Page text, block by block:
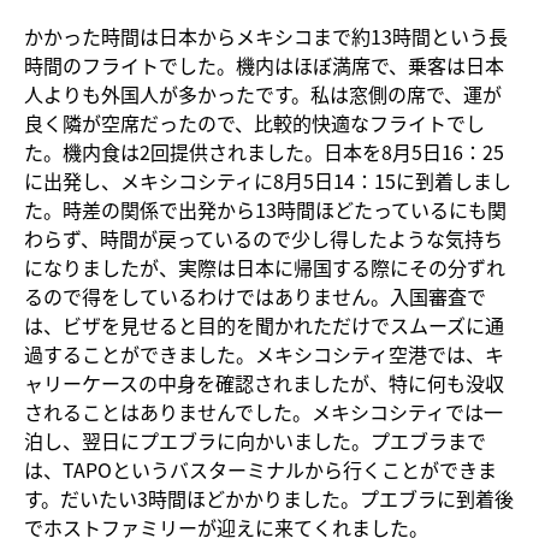
かかった時間は日本からメキシコまで約13時間という長
時間のフライトでした。機内はほぼ満席で、乗客は日本
人よりも外国人が多かったです。私は窓側の席で、運が
良く隣が空席だったので、比較的快適なフライトでし
た。機内食は2回提供されました。日本を8月5日16：25
に出発し、メキシコシティに8月5日14：15に到着しまし
た。時差の関係で出発から13時間ほどたっているにも関
わらず、時間が戻っているので少し得したような気持ち
になりましたが、実際は日本に帰国する際にその分ずれ
るので得をしているわけではありません。入国審査で
は、ビザを見せると目的を聞かれただけでスムーズに通
過することができました。メキシコシティ空港では、キ
ャリーケースの中身を確認されましたが、特に何も没収
されることはありませんでした。メキシコシティでは一
泊し、翌日にプエブラに向かいました。プエブラまで
は、TAPOというバスターミナルから行くことができま
す。だいたい3時間ほどかかりました。プエブラに到着後
でホストファミリーが迎えに来てくれました。